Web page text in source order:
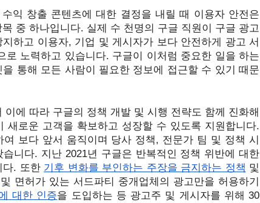
익 창출 콘텐츠에 대한 결정을 내릴 때 이용자 안전은
중 하나입니다. 실제 수 천명의 구글 직원이 구글 광고
하고 이용자, 기업 및 게시자가 보다 안전하게 광고 서
로 노력하고 있습니다. 구글이 이처럼 중요한 일을 하는
통해 모든 사람이 필요한 정보에 접근할 수 있기 때문
에 따라 구글의 정책 개발 및 시행 전략도 함께 진화해
새로운 고객을 확보하고 성장할 수 있도록 지원합니다.
보다 앞서 움직이며 당사 정책, 전문가 팀 및 정책 시
습니다.
다. 또한 기후 변화를 부인하는 주장을 금지하는 정책 및
면허가 있는 서드파티 중개업체의 광고만을 허용하기
대한 인증을 도입하는 등 광고주 및 게시자를 위해 30